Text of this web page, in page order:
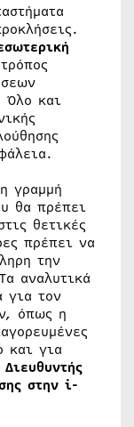
Όλο και
γραμμή
θα πρέπει
θετικές
πρέπει να
την
αναλυτικά
για τον
όπως η
και για
Διευθυντής
στην i-